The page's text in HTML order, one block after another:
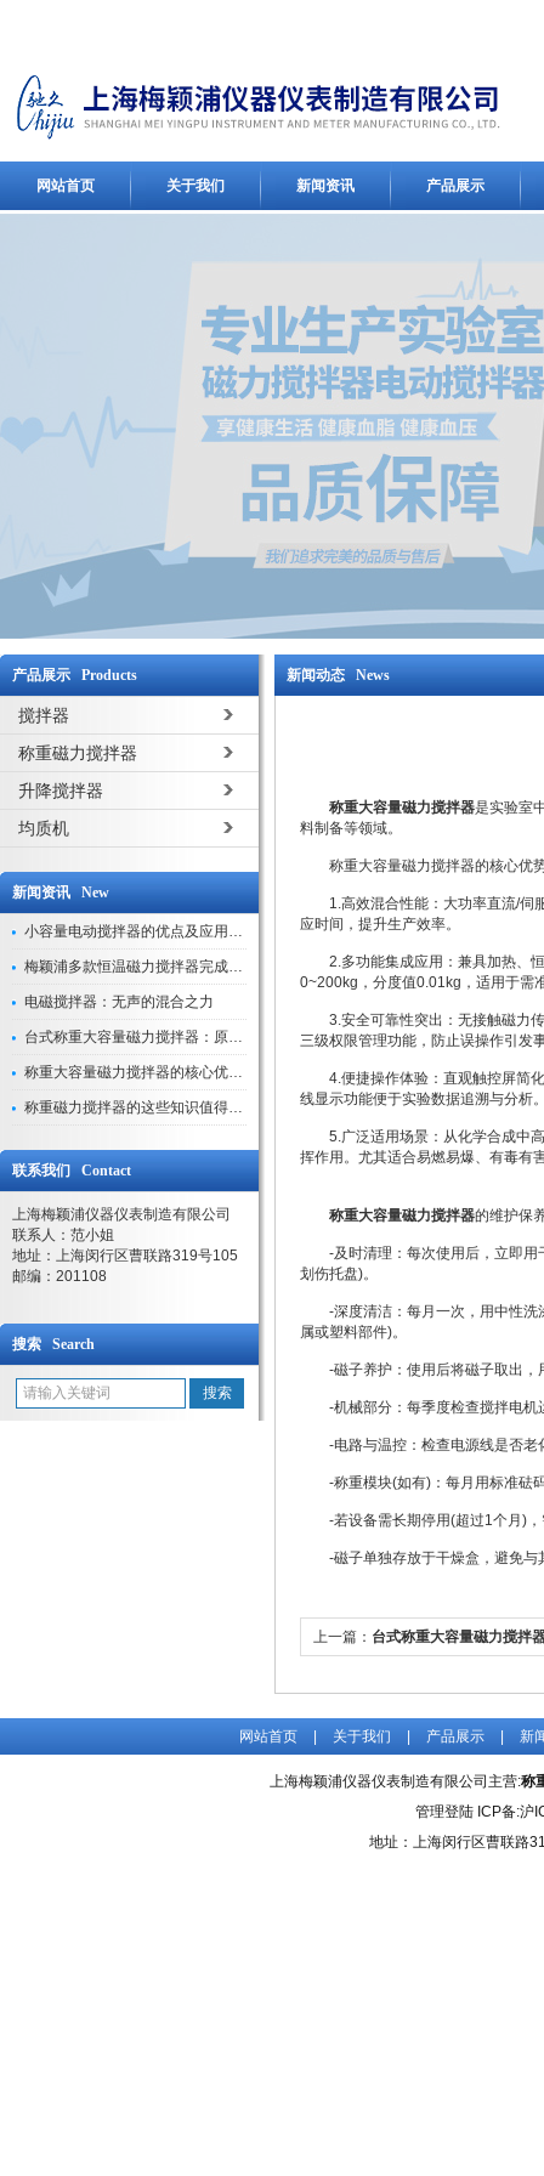
网站首页 关于我们 新闻资讯 产品展示
产品展示 Products
搅拌器
称重磁力搅拌器
升降搅拌器
均质机
新闻资讯 New
小容量电动搅拌器的优点及应用解析
梅颖浦多款恒温磁力搅拌器完成技术迭代 数字化操控全面升级
电磁搅拌器：无声的混合之力
台式称重大容量磁力搅拌器：原理与应用解析
称重大容量磁力搅拌器的核心优势解析
称重磁力搅拌器的这些知识值得我们学习
联系我们 Contact
上海梅颖浦仪器仪表制造有限公司
联系人：范小姐
地址：上海闵行区曹联路319号105
邮编：201108
搜索 Search
新闻动态 News
称重大容量磁力搅拌器是实验室
料制备等领域。
称重大容量磁力搅拌器的核心优
1.高效混合性能：大功率直流/伺服
应时间，提升生产效率。
2.多功能集成应用：兼具加热、恒
0~200kg，分度值0.01kg，适用于需
3.安全可靠性突出：无接触磁力传
三级权限管理功能，防止误操作引发
4.便捷操作体验：直观触控屏简化
线显示功能便于实验数据追溯与分析
5.广泛适用场景：从化学合成中高
挥作用。尤其适合易燃易爆、有毒有
称重大容量磁力搅拌器的维护保
-及时清理：每次使用后，立即用
划伤托盘)。
-深度清洁：每月一次，用中性洗
属或塑料部件)。
-磁子养护：使用后将磁子取出，
-机械部分：每季度检查搅拌电机
-电路与温控：检查电源线是否老
-称重模块(如有)：每月用标准砝码
-若设备需长期停用(超过1个月)，
-磁子单独存放于干燥盒，避免与
上一篇： 台式称重大容量磁力搅拌
网站首页 关于我们 产品展示 新
上海梅颖浦仪器仪表制造有限公司主营:称
管理登陆ICP备:沪
地址：上海闵行区曹联路